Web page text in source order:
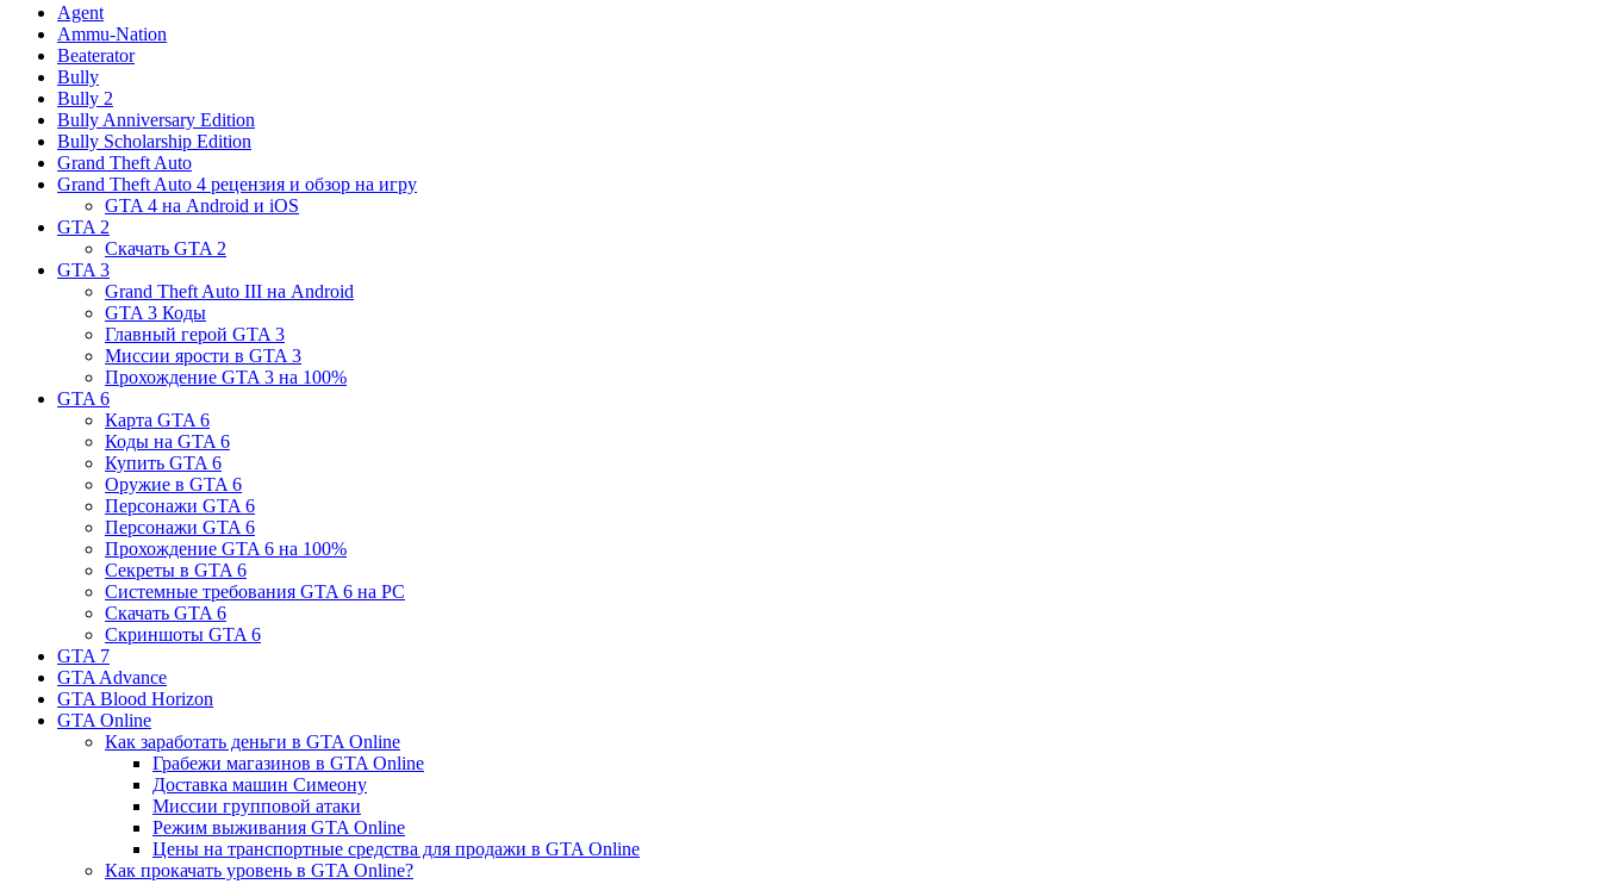
Agent
Ammu-Nation
Beaterator
Bully
Bully 2
Bully Anniversary Edition
Bully Scholarship Edition
Grand Theft Auto
Grand Theft Auto 4 рецензия и обзор на игру
GTA 4 на Android и iOS
GTA 2
Скачать GTA 2
GTA 3
Grand Theft Auto III на Android
GTA 3 Коды
Главный герой GTA 3
Миссии ярости в GTA 3
Прохождение GTA 3 на 100%
GTA 6
Карта GTA 6
Коды на GTA 6
Купить GTA 6
Оружие в GTA 6
Персонажи GTA 6
Персонажи GTA 6
Прохождение GTA 6 на 100%
Секреты в GTA 6
Системные требования GTA 6 на PC
Скачать GTA 6
Скриншоты GTA 6
GTA 7
GTA Advance
GTA Blood Horizon
GTA Online
Как заработать деньги в GTA Online
Грабежи магазинов в GTA Online
Доставка машин Симеону
Миссии групповой атаки
Режим выживания GTA Online
Цены на транспортные средства для продажи в GTA Online
Как прокачать уровень в GTA Online?